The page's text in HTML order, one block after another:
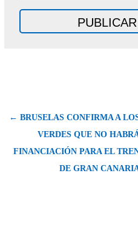
← BRUSELAS CONFIRMA A
VERDES QUE NO
FINANCIACIÓN PARA EL
DE GRAN